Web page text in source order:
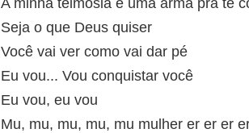
A minha teimosia é uma arma pra te
Seja o que Deus quiser
Você vai ver como vai dar pé
Eu vou... Vou conquistar você
Eu vou, eu vou
Mu, mu, mu, mu, mu mulher er er er